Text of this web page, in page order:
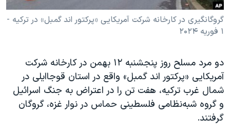
گالری عکس
آرشیو پخش زنده
اعتراضات زن، زندگی، آزادی
مجموعه مستندهای دادخواهی
دادگاه حمید نوری
چهل سال گروگان‌گیری
قانون شفافیت دارائی کادر رهبری ایران
گروگانگیری در کارخانه شرکت آمریکایی «پرکتور اند گمبل» در ترکیه -
۱ فوریه ۲۰۲۴
دو مرد مسلح روز پنجشنبه ۱۲ بهمن در کارخانه شرکت
آمریکایی «پرکتور اند گمبل» واقع در استان قوجاایلی در
شمال غرب ترکیه، هفت تن را در اعتراض به جنگ اسرائیل
و گروه شبه‌نظامی فلسطینی حماس در نوار غزه، گروگان
گرفتند.